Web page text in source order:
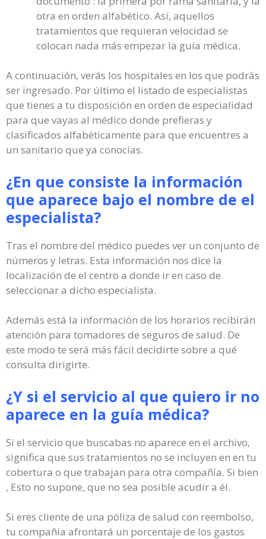
otra en orden alfabético. Así, aquellos
tratamientos que requieran velocidad se
colocan nada más empezar la guía médica.
A continuación, verás los hospitales en los que podrás
ser ingresado. Por último el listado de especialistas
que tienes a tu disposición en orden de especialidad
para que vayas al médico donde prefieras y
clasificados alfabéticamente para que encuentres a
un sanitario que ya conocías.
¿En que consiste la información
que aparece bajo el nombre de el
especialista?
Tras el nombre del médico puedes ver un conjunto de
números y letras. Esta información nos dice la
localización de el centro a donde ir en caso de
seleccionar a dicho especialista.
Además está la información de los horarios recibirán
atención para tomadores de seguros de salud. De
este modo te será más fácil decidirte sobre a qué
consulta dirigirte.
¿Y si el servicio al que quiero ir no
aparece en la guía médica?
Si el servicio que buscabas no aparece en el archivo,
significa que sus tratamientos no se incluyen en en tu
cobertura o que trabajan para otra compañía. Si bien
, Esto no supone, que no sea posible acudir a él.
Si eres cliente de una póliza de salud con reembolso,
tu compañía afrontará un porcentaje de los gastos